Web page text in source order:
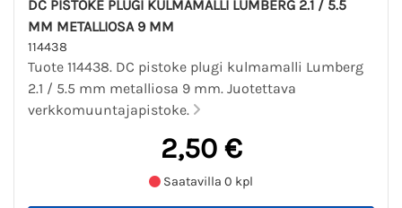
DC PISTOKE PLUGI KULMAMALLI LUMBERG 2.1 / 5.5
MM METALLIOSA 9 MM
114438
Tuote 114438. DC pistoke plugi kulmamalli Lumberg
2.1 / 5.5 mm metalliosa 9 mm. Juotettava
verkkomuuntajapistoke.
2,50 €
Saatavilla 0 kpl